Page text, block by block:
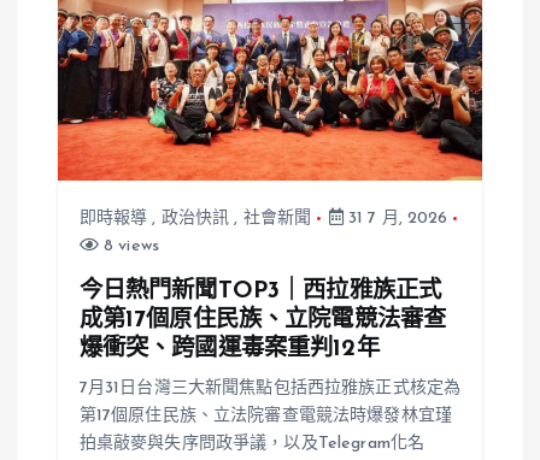
即時報導 , 政治快訊 , 社會新聞
31 7 月, 2026
8 views
今日熱門新聞TOP3｜西拉雅族正式
成第17個原住民族、立院電競法審查
爆衝突、跨國運毒案重判12年
7月31日台灣三大新聞焦點包括西拉雅族正式核定為
第17個原住民族、立法院審查電競法時爆發林宜瑾
拍桌敲麥與失序問政爭議，以及Telegram化名